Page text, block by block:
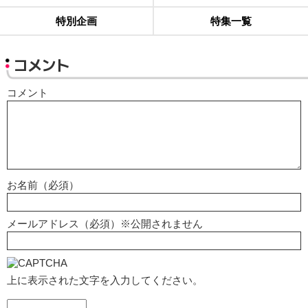
特別企画 特集一覧
コメント
コメント
お名前（必須）
メールアドレス（必須）※公開されません
上に表示された文字を入力してください。